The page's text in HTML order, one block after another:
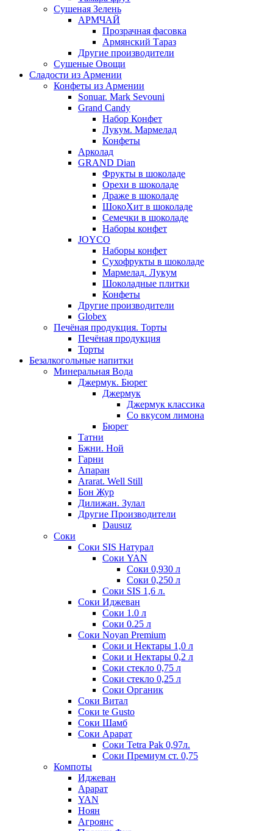
Сушеная Зелень
АРМЧАЙ
Прозрачная фасовка
Армянский Тараз
Другие производители
Сушеные Овощи
Сладости из Армении
Конфеты из Армении
Sonuar. Mark Sevouni
Grand Candy
Набор Конфет
Лукум. Мармелад
Конфеты
Арколад
GRAND Dian
Фрукты в шоколаде
Орехи в шоколаде
Драже в шоколаде
ШокоХит в шоколаде
Семечки в шоколаде
Наборы конфет
JOYCO
Наборы конфет
Сухофрукты в шоколаде
Мармелад. Лукум
Шоколадные плитки
Конфеты
Другие производители
Globex
Печёная продукция. Торты
Печёная продукция
Торты
Безалкогольные напитки
Минеральная Вода
Джермук. Бюрег
Джермук
Джермук классика
Со вкусом лимона
Бюрег
Татни
Бжни. Ной
Гарни
Апаран
Ararat. Well Still
Бон Жур
Дилижан. Зулал
Другие Производители
Dausuz
Соки
Соки SIS Натурал
Соки YAN
Соки 0,930 л
Соки 0,250 л
Соки SIS 1,6 л.
Соки Иджеван
Соки 1.0 л
Соки 0.25 л
Соки Noyan Premium
Соки и Нектары 1,0 л
Соки и Нектары 0,2 л
Соки стекло 0,75 л
Соки стекло 0,25 л
Соки Органик
Соки Витал
Соки te Gusto
Соки Шамб
Соки Арарат
Соки Tetra Pak 0,97л.
Соки Премиум ст. 0,75
Компоты
Иджеван
Арарат
YAN
Ноян
Агроянс